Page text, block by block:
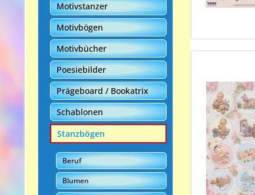
Motivstanzer
Motivbögen
Motivbücher
Poesiebilder
Prägeboard / Bookatrix
Schablonen
Stanzbögen
Beruf
Blumen